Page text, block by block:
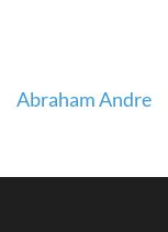
Abraham Andre